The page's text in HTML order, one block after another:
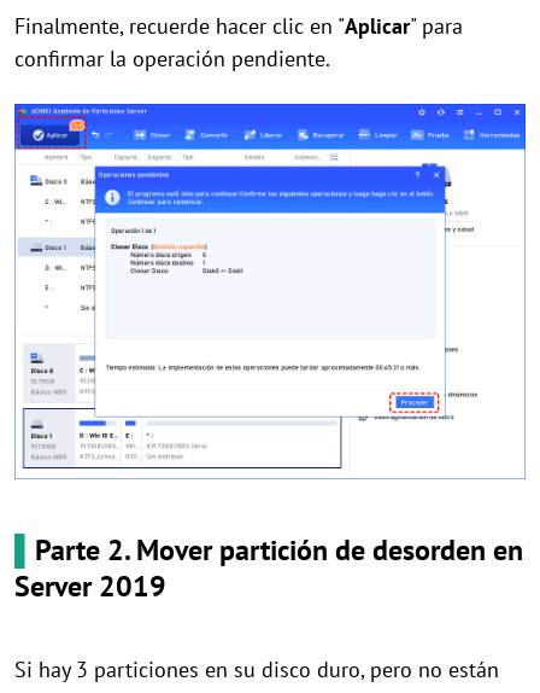
Finalmente, recuerde hacer clic en "Aplicar" para
confirmar la operación pendiente.
Parte 2. Mover partición de desorden en
Server 2019
Si hay 3 particiones en su disco duro, pero no están